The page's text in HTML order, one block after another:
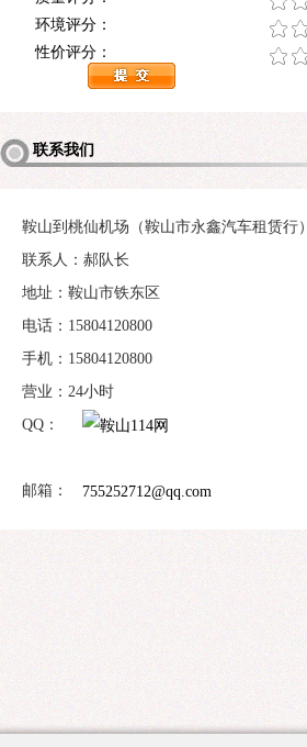
环境评分：
性价评分：
联系我们
鞍山到桃仙机场（鞍山市永鑫汽车租赁行）
联系人：郝队长
地址：鞍山市铁东区
电话：15804120800
手机：15804120800
营业：24小时
QQ：
邮箱： 755252712@qq.com